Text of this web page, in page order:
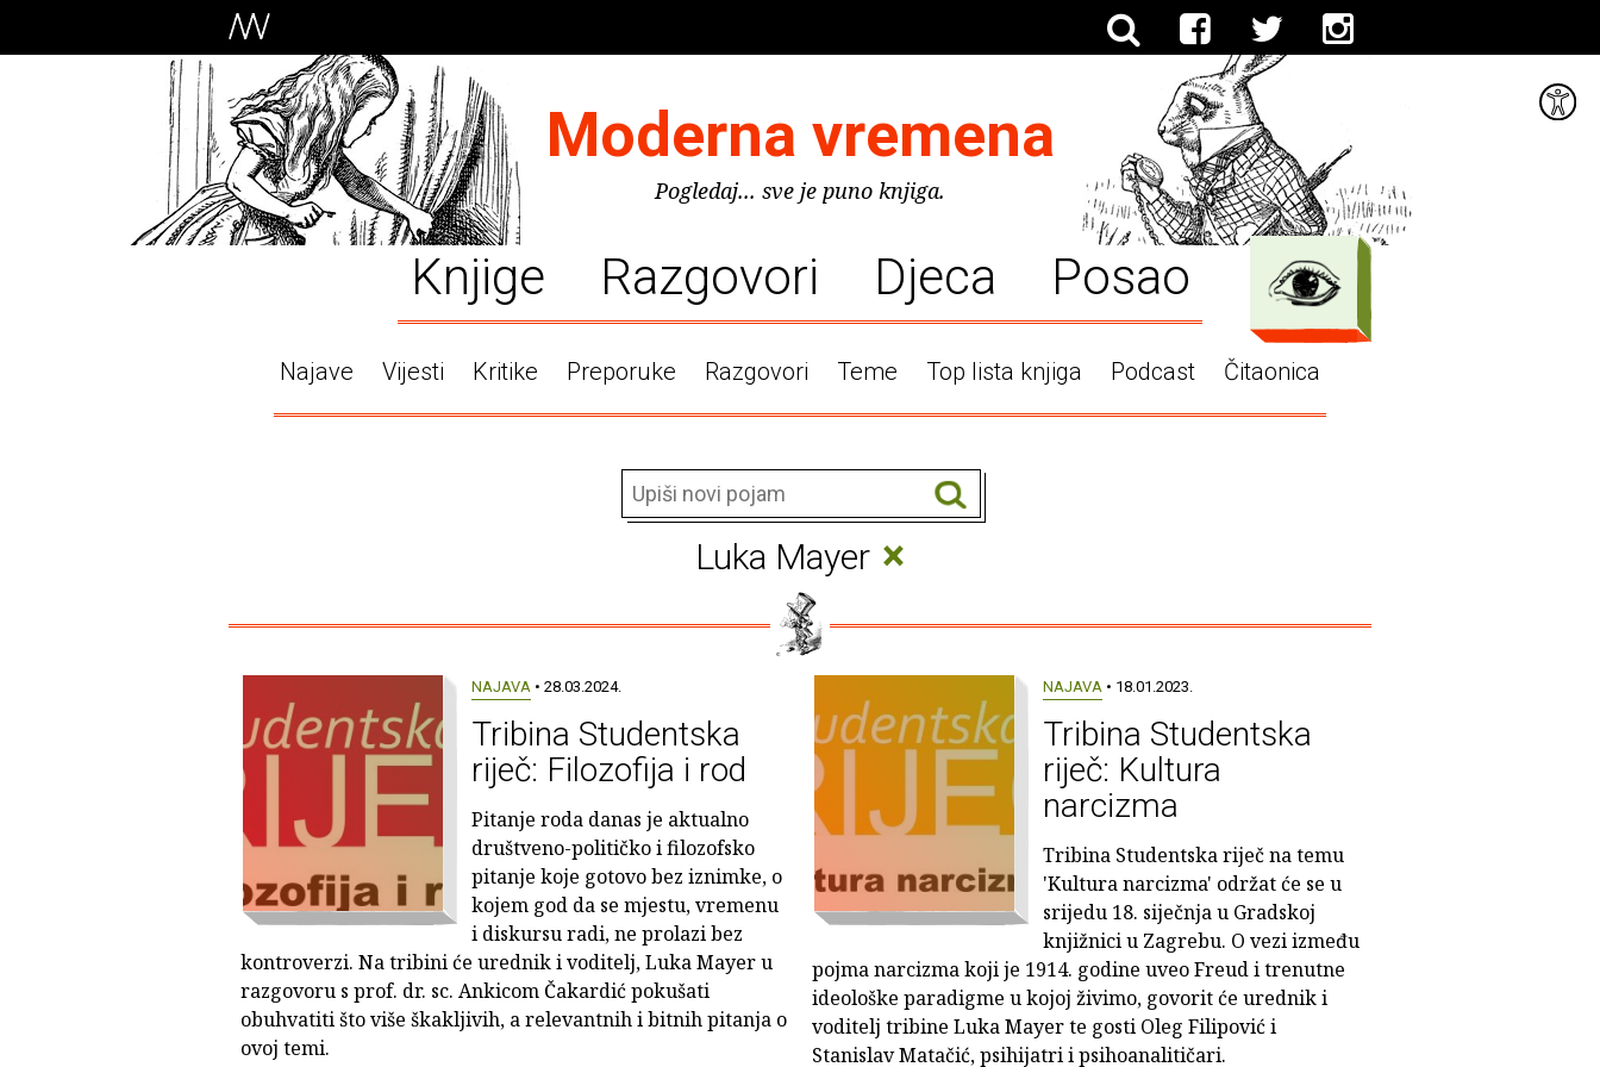
Moderna vremena
Pogledaj... sve je puno knjiga.
Knjige Razgovori Djeca Posao
Najave Vijesti Kritike Preporuke Razgovori Teme Top lista knjiga Podcast Čitaonica
Luka Mayer ×
NAJAVA • 28.03.2024.
Tribina Studentska
riječ: Filozofija i rod
Pitanje roda danas je aktualno
društveno-političko i filozofsko
pitanje koje gotovo bez iznimke, o
kojem god da se mjestu, vremenu
i diskursu radi, ne prolazi bez
kontroverzi. Na tribini će urednik i voditelj, Luka Mayer u
razgovoru s prof. dr. sc. Ankicom Čakardić pokušati
obuhvatiti što više škakljivih, a relevantnih i bitnih pitanja o
ovoj temi.
NAJAVA • 18.01.2023.
Tribina Studentska
riječ: Kultura
narcizma
Tribina Studentska riječ na temu
'Kultura narcizma' održat će se u
srijedu 18. siječnja u Gradskoj
knjižnici u Zagrebu. O vezi između
pojma narcizma koji je 1914. godine uveo Freud i trenutne
ideološke paradigme u kojoj živimo, govorit će urednik i
voditelj tribine Luka Mayer te gosti Oleg Filipović i
Stanislav Matačić, psihijatri i psihoanalitičari.